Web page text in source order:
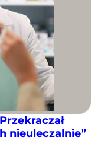
nieuleczalnie”